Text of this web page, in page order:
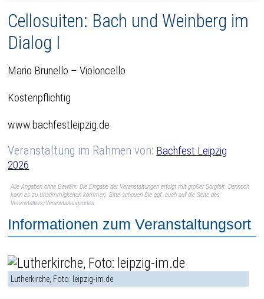
Cellosuiten: Bach und Weinberg im
Dialog I
Mario Brunello – Violoncello
Kostenpflichtig
www.bachfestleipzig.de
Veranstaltung im Rahmen von: Bachfest Leipzig
2026
Alle Angaben ohne Gewähr. Die Eingabe der Veranstaltungen erfolgt mit großer Sorgfalt. Dennoch
kann es zu Unstimmigkeiten kommen. Bitte schauen Sie ggf. auch auf die Seite des
Veranstalters/Veranstaltungsortes.
Informationen zum Veranstaltungsort
Lutherkirche, Foto: leipzig-im.de